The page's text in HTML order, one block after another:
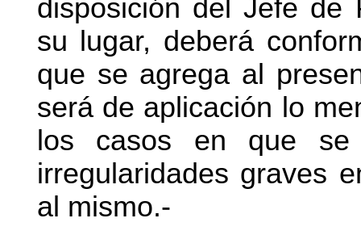
disposición del Jefe de
su lugar, deberá
que se agrega al
será de aplicación lo
los casos en que se
irregularidades graves
al mismo.-